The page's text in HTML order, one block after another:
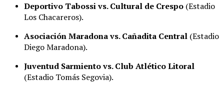
Deportivo Tabossi vs. Cultural de Crespo (Estadio
Los Chacareros).
Asociación Maradona vs. Cañadita Central (Estadio
Diego Maradona).
Juventud Sarmiento vs. Club Atlético Litoral
(Estadio Tomás Segovia).